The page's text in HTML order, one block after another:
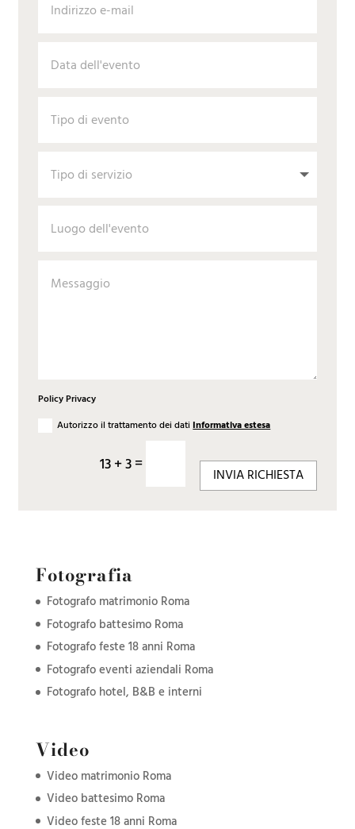
Policy Privacy
Autorizzo il trattamento dei datiInformativa estesa
13 + 3=
INVIA RICHIESTA
Fotografia
Fotografo matrimonio Roma
Fotografo battesimo Roma
Fotografo feste 18 anni Roma
Fotografo eventi aziendali Roma
Fotografo hotel, B&B e interni
Video
Video matrimonio Roma
Video battesimo Roma
Video feste 18 anni Roma